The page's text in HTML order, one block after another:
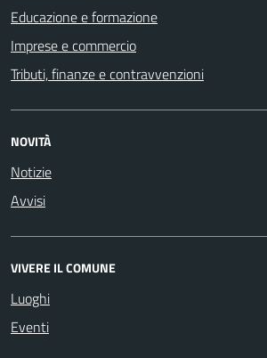
Educazione e formazione
Imprese e commercio
Tributi, finanze e contravvenzioni
NOVITÀ
Notizie
Avvisi
VIVERE IL COMUNE
Luoghi
Eventi